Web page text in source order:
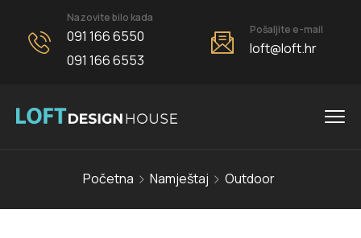
Nazovite bilo kada
091 166 6550
091 166 6553
Pošaljite e-mail
loft@loft.hr
Početna Namještaj Outdoor